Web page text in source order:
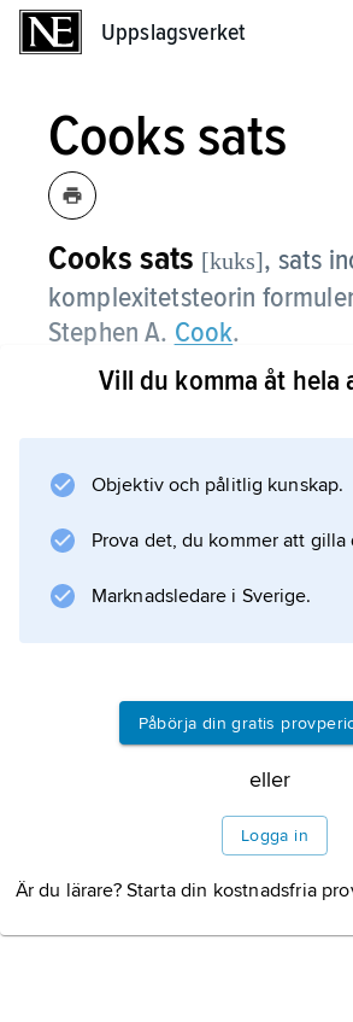
Uppslagsverket
Cooks sats
Cooks sats [kuks], sats
komplexitetsteorin
Stephen A. Cook.
Information om artikeln
Vill du komma åt hela
Objektiv och pålitlig kunskap.
Prova det, du kommer att gilla
Marknadsledare i Sverige.
Påbörja din gratis
eller
Logga in
Är du lärare? Starta din kostnadsfria